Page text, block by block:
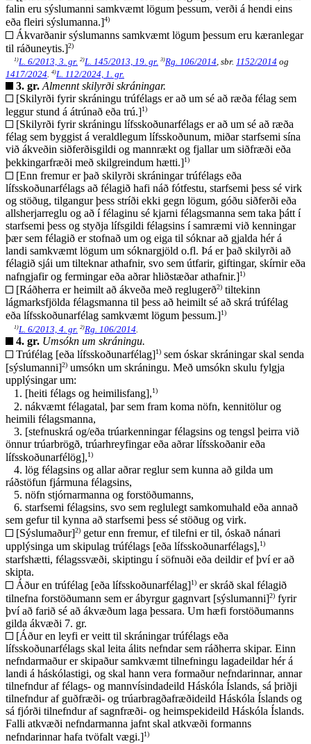
falin eru sýslumanni samkvæmt lögum þessum, verði á hendi eins
eða fleiri sýslumanna.]4)
Ákvarðanir sýslumanns samkvæmt lögum þessum eru kæranlegar
til ráðuneytis.]2)
1)L. 6/2013, 3. gr. 2)L. 145/2013, 19. gr. 3)Rg. 106/2014, sbr. 1152/2014 og
1417/2024. 4)L. 112/2024, 1. gr.
3. gr. Almennt skilyrði skráningar.
[Skilyrði fyrir skráningu trúfélags er að um sé að ræða félag sem
leggur stund á átrúnað eða trú.]1)
[Skilyrði fyrir skráningu lífsskoðunarfélags er að um sé að ræða
félag sem byggist á veraldlegum lífsskoðunum, miðar starfsemi sína
við ákveðin siðferðisgildi og mannrækt og fjallar um siðfræði eða
þekkingarfræði með skilgreindum hætti.] 1)
[Enn fremur er það skilyrði skráningar trúfélags eða
lífsskoðunarfélags að félagið hafi náð fótfestu, starfsemi þess sé virk
og stöðug, tilgangur þess stríði ekki gegn lögum, góðu siðferði eða
allsherjarreglu og að í félaginu sé kjarni félagsmanna sem taka þátt í
starfsemi þess og styðja lífsgildi félagsins í samræmi við kenningar
þær sem félagið er stofnað um og eiga til sóknar að gjalda hér á
landi samkvæmt lögum um sóknargjöld o.fl. Þá er það skilyrði að
félagið sjái um tilteknar athafnir, svo sem útfarir, giftingar, skírnir eða
nafngjafir og fermingar eða aðrar hliðstæðar athafnir.]1)
[Ráðherra er heimilt að ákveða með reglugerð2) tiltekinn
lágmarksfjölda félagsmanna til þess að heimilt sé að skrá trúfélag
eða lífsskoðunarfélag samkvæmt lögum þessum.] 1)
1)L. 6/2013, 4. gr. 2)Rg. 106/2014
4. gr. Umsókn um skráningu.
Trúfélag [eða lífsskoðunarfélag]1) sem óskar skráningar skal senda
[sýslumanni]2) umsókn um skráningu. Með umsókn skulu fylgja
upplýsingar um:
1. [heiti félags og heimilisfang],1)
2. nákvæmt félagatal, þar sem fram koma nöfn, kennitölur og
heimili félagsmanna,
3. [stefnuskrá og/eða trúarkenningar félagsins og tengsl þeirra við
önnur trúarbrögð, trúarhreyfingar eða aðrar lífsskoðanir eða
lífsskoðunarfélög],1)
4. lög félagsins og allar aðrar reglur sem kunna að gilda um
ráðstöfun fjármuna félagsins,
5. nöfn stjórnarmanna og forstöðumanns,
6. starfsemi félagsins, svo sem reglulegt samkomuhald eða annað
sem gefur til kynna að starfsemi þess sé stöðug og virk.
[Sýslumaður]2) getur enn fremur, ef tilefni er til, óskað nánari
upplýsinga um skipulag trúfélags [eða lífsskoðunarfélags],1)
starfshætti, félagssvæði, skiptingu í söfnuði eða deildir ef því er að
skipta.
Áður en trúfélag [eða lífsskoðunarfélag]1) er skráð skal félagið
tilnefna forstöðumann sem er ábyrgur gagnvart [sýslumanni]2) fyrir
því að farið sé að ákvæðum laga þessara. Um hæfi forstöðumanns
gilda ákvæði 7. gr.
[Áður en leyfi er veitt til skráningar trúfélags eða
lífsskoðunarfélags skal leita álits nefndar sem ráðherra skipar. Einn
nefndarmaður er skipaður samkvæmt tilnefningu lagadeildar hér á
landi á háskólastigi, og skal hann vera formaður nefndarinnar, annar
tilnefndur af félags- og mannvísindadeild Háskóla Íslands, sá þriðji
tilnefndur af guðfræði- og trúarbragðafræðideild Háskóla Íslands og
sá fjórði tilnefndur af sagnfræði- og heimspekideild Háskóla Íslands.
Falli atkvæði nefndarmanna jafnt skal atkvæði formanns
nefndarinnar hafa tvöfalt vægi.] 1)